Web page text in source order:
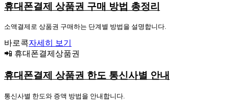
휴대폰결제 상품권 구매 방법 총정리
소액결제로 상품권 구매하는 단계별 방법을 설명합니다.
바로콕자세히 보기
📲 휴대폰결제상품권
휴대폰결제 상품권 한도 통신사별 안내
통신사별 한도와 증액 방법을 안내합니다.